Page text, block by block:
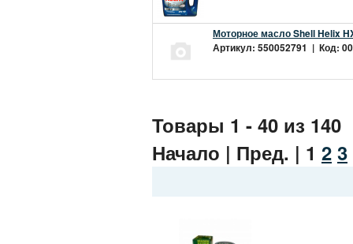
Моторное масло Shell Helix
Артикул: 550052791 | Код:
Товары 1 - 40 из 140
Начало | Пред. | 1 2 3